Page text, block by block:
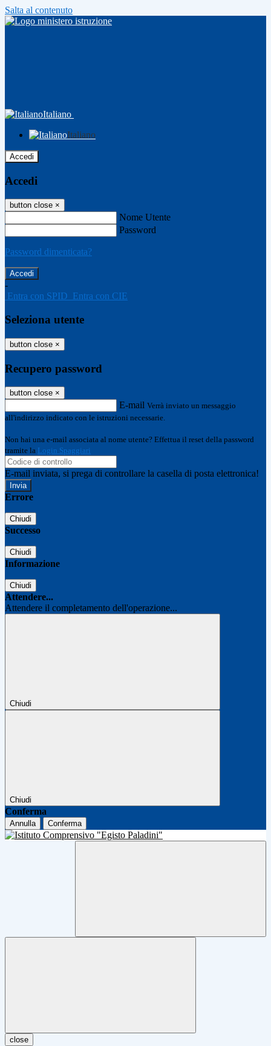
Salta al contenuto
Italiano
Italiano
Accedi
Accedi
button close ×
Nome Utente
Password
Password dimenticata?
-
Entra con SPID Entra con CIE
Seleziona utente
button close ×
Recupero password
button close ×
E-mail Verrà inviato un messaggio
all'indirizzo indicato con le istruzioni necessarie.
Non hai una e-mail associata al nome utente? Effettua il reset della password
tramite la Login Spaggiari
E-mail inviata, si prega di controllare la casella di posta elettronica!
Errore
Chiudi
Successo
Chiudi
Informazione
Chiudi
Attendere...
Attendere il completamento dell'operazione...
Chiudi
Chiudi
Conferma
Annulla Conferma
close